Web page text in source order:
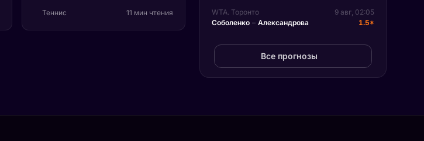
минуту. Разбираем, что
Теннис 11 мин чтения WTA. Торонто
9 авг, 02:05
Соболенко – Александрова 1.5*
Все прогнозы